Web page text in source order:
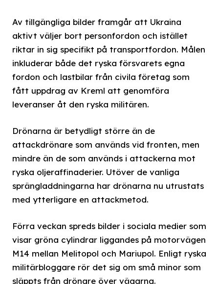
Av tillgängliga bilder framgår att Ukraina
aktivt väljer bort personfordon och istället
riktar in sig specifikt på transportfordon. Målen
inkluderar både det ryska försvarets egna
fordon och lastbilar från civila företag som
fått uppdrag av Kreml att genomföra
leveranser åt den ryska militären.
Drönarna är betydligt större än de
attackdrönare som används vid fronten, men
mindre än de som används i attackerna mot
ryska oljeraffinaderier. Utöver de vanliga
sprängladdningarna har drönarna nu utrustats
med ytterligare en attackmetod.
Förra veckan spreds bilder i sociala medier som
visar gröna cylindrar liggandes på motorvägen
M14 mellan Melitopol och Mariupol. Enligt ryska
militärbloggare rör det sig om små minor som
släppts från drönare över vägarna.